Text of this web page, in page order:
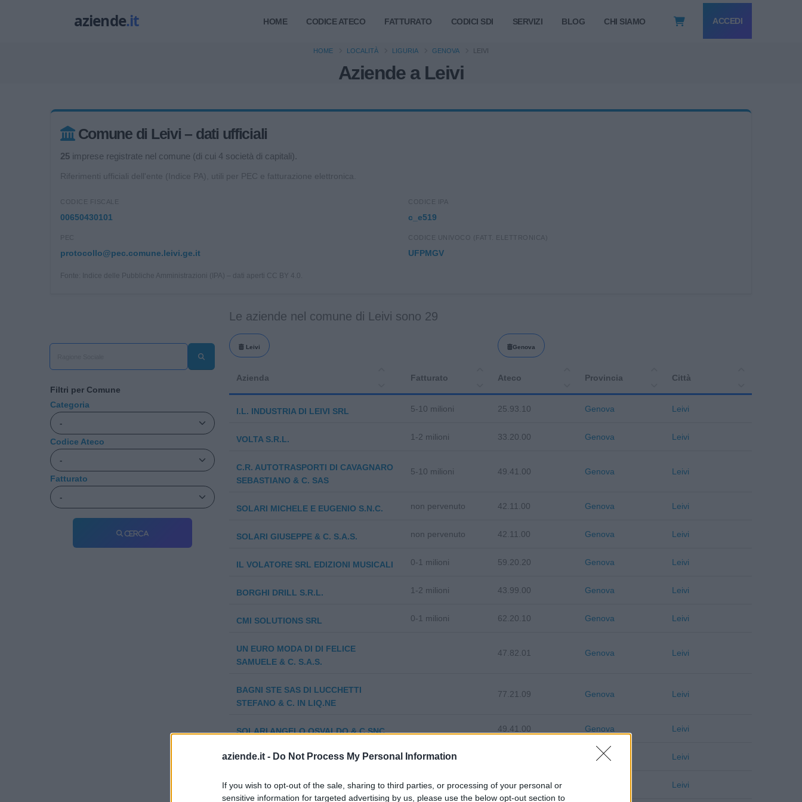
aziende.it - Do Not Process My Personal Information
If you wish to opt-out of the sale, sharing to third parties, or processing of your personal or
sensitive information for targeted advertising by us, please use the below opt-out section to
HOME CODICE ATECO FATTURATO CODICI SDI SERVIZI BLOG CHI SIAMO ACCEDI
Aziende a Leivi
HOME LOCALITÀ LIGURIA GENOVA LEIVI
Comune di Leivi – dati ufficiali
25 imprese registrate nel comune (di cui 4 società di capitali).
Riferimenti ufficiali dell'ente (Indice PA), utili per PEC e fatturazione elettronica.
CODICE FISCALE
00650430101
CODICE IPA
c_e519
PEC
protocollo@pec.comune.leivi.ge.it
CODICE UNIVOCO (FATT. ELETTRONICA)
UFPMGV
Fonte: Indice delle Pubbliche Amministrazioni (IPA) – dati aperti CC BY 4.0.
Filtri per Comune
Categoria
Codice Ateco
Fatturato
Cerca
Le aziende nel comune di Leivi sono 29
Leivi Genova
Azienda Fatturato Ateco Provincia Città
I.L. INDUSTRIA DI LEIVI SRL 5-10 milioni 25.93.10 Genova Leivi
VOLTA S.R.L. 1-2 milioni 33.20.00 Genova Leivi
C.R. AUTOTRASPORTI DI CAVAGNARO
SEBASTIANO & C. SAS
5-10 milioni 49.41.00 Genova Leivi
SOLARI MICHELE E EUGENIO S.N.C. non pervenuto 42.11.00 Genova Leivi
SOLARI GIUSEPPE & C. S.A.S. non pervenuto 42.11.00 Genova Leivi
IL VOLATORE SRL EDIZIONI MUSICALI 0-1 milioni 59.20.20 Genova Leivi
BORGHI DRILL S.R.L. 1-2 milioni 43.99.00 Genova Leivi
CMI SOLUTIONS SRL 0-1 milioni 62.20.10 Genova Leivi
UN EURO MODA DI DI FELICE
SAMUELE & C. S.A.S.
47.82.01 Genova Leivi
BAGNI STE SAS DI LUCCHETTI
STEFANO & C. IN LIQ.NE
77.21.09 Genova Leivi
SOLARI ANGELO OSVALDO & C.SNC 49.41.00 Genova Leivi
CANEPA ROBERTO Genova Leivi
SOLARI GIOVANNA 49.41.00 Leivi